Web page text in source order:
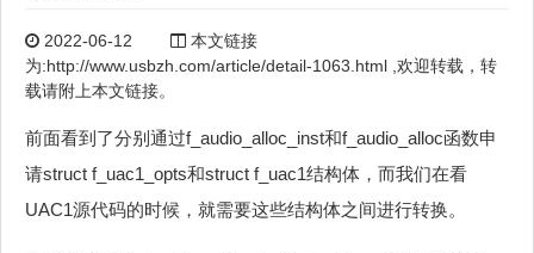
2022-06-12
本文链接
为:http://www.usbzh.com/article/detail-1063.html ,欢迎转载，转
载请附上本文链接。
前面看到了分别通过f_audio_alloc_inst和f_audio_alloc函数申
请struct f_uac1_opts和struct f_uac1结构体，而我们在看
UAC1源代码的时候，就需要这些结构体之间进行转换。